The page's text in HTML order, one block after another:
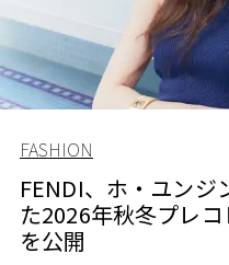
FASHION
FENDI、ホ・ユンジ
た2026年秋冬プレ
を公開